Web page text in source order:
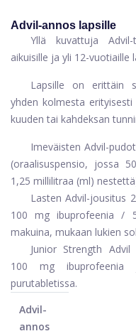
Advil-annos lapsille
Yllä kuvattuja Advil-
aikuisille ja yli 12-vuotiaille
Lapsille on erittäin
yhden kolmesta
kuuden tai kahdeksan
Imeväisten Advil-
(oraalisuspensio, jossa
1,25 millilitraa (ml)
Lasten Advil-jousitus
100 mg ibuprofeenia /
makuina, mukaan lukien
Junior Strength Advil
100 mg ibuprofeenia
purutabletissa.
Advil-
annos